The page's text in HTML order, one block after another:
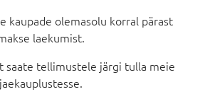
kaupade olemasolu korral pärast
laekumist.
saate tellimustele järgi tulla meie
jaekauplustesse.